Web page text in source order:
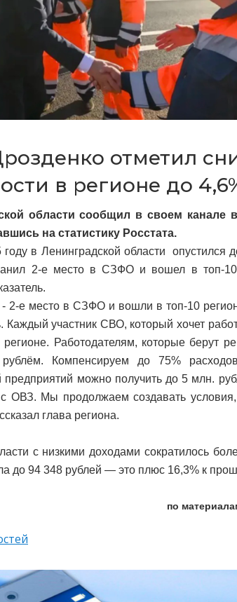
отметил
в регионе до
области сообщил в своем канале
на статистику Росстата.
в Ленинградской области опустился
2-е место в СЗФО и вошел в топ-
2-е место в СЗФО и вошли в топ-10
Каждый участник СВО, который хочет
Работодателям, которые берут
Компенсируем до 75%
можно получить до 5 млн.
с ОВЗ. Мы продолжаем создавать
глава региона.
с низкими доходами сократилось
до 94 348 рублей — это плюс 16,3% к
по